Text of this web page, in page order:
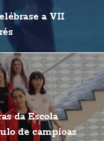
a VII
da Escola
de campioas